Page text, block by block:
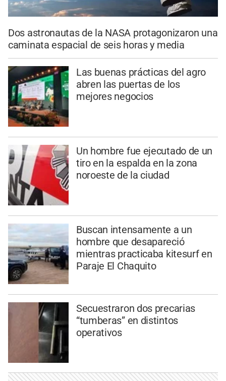
Dos astronautas de la NASA protagonizaron una
caminata espacial de seis horas y media
Las buenas prácticas del agro
abren las puertas de los
mejores negocios
Un hombre fue ejecutado de un
tiro en la espalda en la zona
noroeste de la ciudad
Buscan intensamente a un
hombre que desapareció
mientras practicaba kitesurf en
Paraje El Chaquito
Secuestraron dos precarias
“tumberas” en distintos
operativos